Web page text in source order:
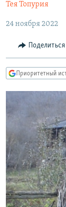
Вернутся
навигации
Вернутся
поиску
МНЕНИЯ
КУЛЬТУРА
IDEL.РЕАЛИИ
СЕВЕР.РЕАЛИИ
РАСПИСАНИЕ
СОЦИАЛЬНЫЕ СЕТИ
Тея Топурия
24 ноября 2022
Поделиться
Приоритетный